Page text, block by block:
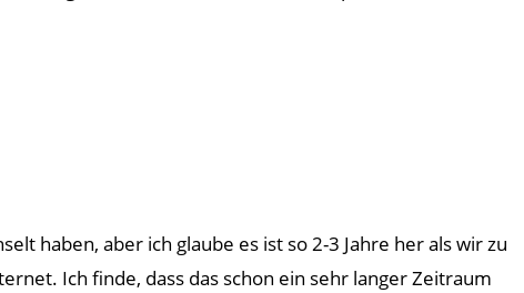
haben, aber ich glaube es ist so 2-3 Jahre her als wir zu
Ich finde, dass das schon ein sehr langer Zeitraum